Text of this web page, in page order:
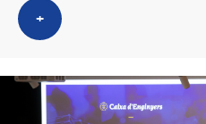
a
t
o
A
o
+